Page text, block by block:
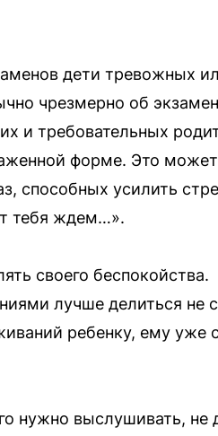
дети тревожных
чрезмерно об
и требовательных
форме. Это
способных усилить
тебя ждем…».
своего беспокойства.
лучше делиться не с
ребенку, ему уже
нужно выслушивать, не